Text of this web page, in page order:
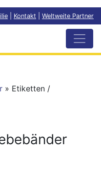
Kontakt Weltweite Partner
» Etiketten /